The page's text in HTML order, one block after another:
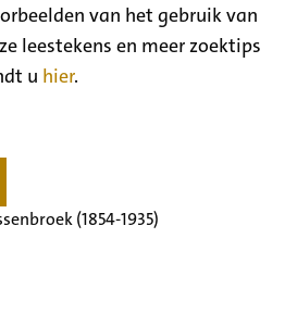
van het gebruik van
leestekens en meer zoektips
u hier.
(1854-1935)